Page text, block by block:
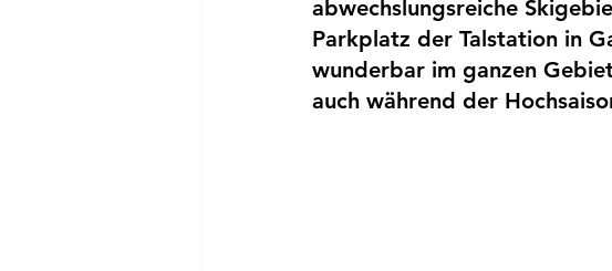
abwechslungsreiche
Parkplatz der Talstation in
wunderbar im ganzen
auch während der